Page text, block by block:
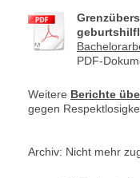
PDF-
Weitere Berichte
gegen
Archiv: Nicht mehr